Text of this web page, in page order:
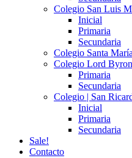
Colegio San Luis
Inicial
Primaria
Secundaria
Colegio Santa
Colegio Lord Byron
Primaria
Secundaria
Colegio | San
Inicial
Primaria
Secundaria
Sale!
Contacto